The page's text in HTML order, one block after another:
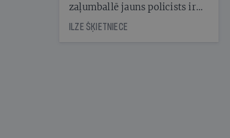
zaļumballē jauns policists ir
nonācis cietumā, bet
cienījams pedagogs — kapos.
ILZE ŠĶIETNIECE